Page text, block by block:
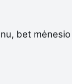
bet